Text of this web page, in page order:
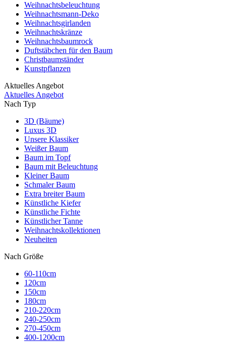
Weihnachtsbeleuchtung
Weihnachtsmann-Deko
Weihnachtsgirlanden
Weihnachtskränze
Weihnachtsbaumrock
Duftstäbchen für den Baum
Christbaumständer
Kunstpflanzen
Aktuelles Angebot
Aktuelles Angebot
Nach Typ
3D (Bäume)
Luxus 3D
Unsere Klassiker
Weißer Baum
Baum im Topf
Baum mit Beleuchtung
Kleiner Baum
Schmaler Baum
Extra breiter Baum
Künstliche Kiefer
Künstliche Fichte
Künstlicher Tanne
Weihnachtskollektionen
Neuheiten
Nach Größe
60-110cm
120cm
150cm
180cm
210-220cm
240-250cm
270-450cm
400-1200cm